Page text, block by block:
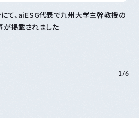
て、aiESG代表で九州大学主幹教授の
掲載されました
1/6